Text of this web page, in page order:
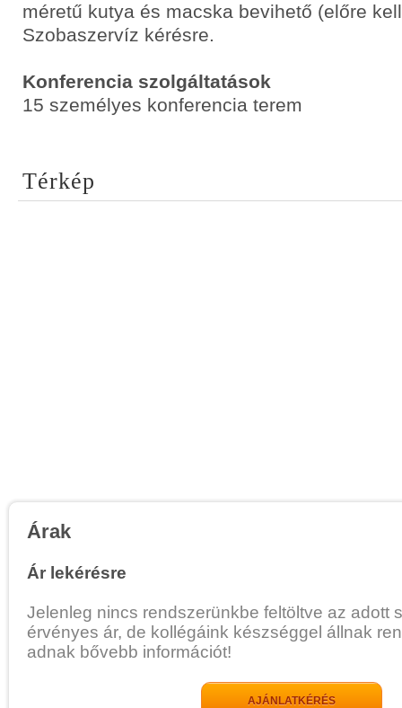
méretű kutya és macska bevihető (előre
Szobaszervíz kérésre.
Konferencia szolgáltatások
15 személyes konferencia terem
Térkép
Árak
Ár lekérésre
Jelenleg nincs rendszerünkbe feltöltve az adott
érvényes ár, de kollégáink készséggel állnak
adnak bővebb információt!
AJÁNLATKÉRÉS